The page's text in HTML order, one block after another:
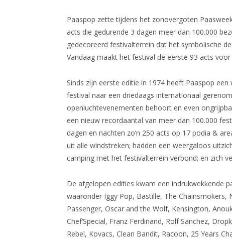
Paaspop zette tijdens het zonovergoten
acts die gedurende 3 dagen meer dan 100.000
gedecoreerd festivalterrein dat het symbolische
Vandaag maakt het festival de eerste 93 acts voor
Sinds zijn eerste editie in 1974 heeft Paaspop
festival naar een driedaags internationaal
openluchtevenementen behoort en even
een nieuw recordaantal van meer dan 100.000
dagen en nachten zo’n 250 acts op 17 podia &
uit alle windstreken; hadden een weergaloos
camping met het festivalterrein verbond; en zich
De afgelopen edities kwam een indrukwekkende
waaronder Iggy Pop, Bastille, The
Passenger, Oscar and the Wolf, Kensington,
Chef’Special, Franz Ferdinand, Rolf Sanchez,
Rebel, Kovacs, Clean Bandit, Racoon, 25 Years